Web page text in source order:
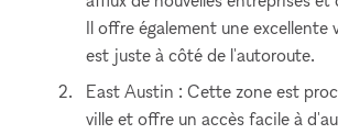
Il offre également une excellente
est juste à côté de l'autoroute.
East Austin : Cette zone est
ville et offre un accès facile à